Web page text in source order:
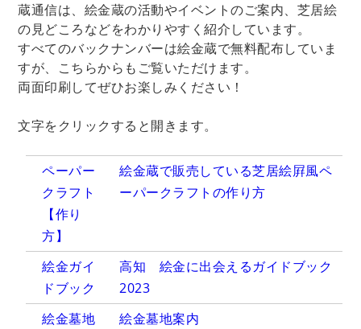
蔵通信は、絵金蔵の活動やイベントのご案内、芝居絵
の見どころなどをわかりやすく紹介しています。
すべてのバックナンバーは絵金蔵で無料配布していま
すが、こちらからもご覧いただけます。
両面印刷してぜひお楽しみください！
文字をクリックすると開きます。
ペーパー
クラフト
【作り
方】
絵金蔵で販売している芝居絵屛風ペ
ーパークラフトの作り方
絵金ガイ
ドブック
高知 絵金に出会えるガイドブック
2023
絵金墓地
絵金墓地案内